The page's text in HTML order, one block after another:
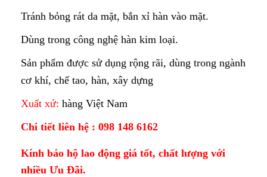
Tránh bỏng rát da mặt, bắn xỉ hàn vào mặt.
Dùng trong công nghệ hàn kim loại.
Sản phẩm được sử dụng rộng rãi, dùng trong ngành
cơ khí, chế tao, hàn, xây dựng
Xuất xứ: hàng Việt Nam
Chi tiết liên hệ : 098 148 6162
Kính bảo hộ lao động giá tốt, chất lượng với
nhiều Ưu Đãi.